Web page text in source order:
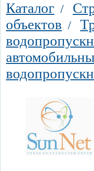
Каталог /
объектов /